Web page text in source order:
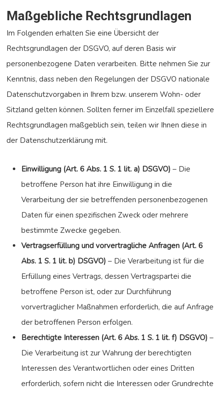
Maßgebliche Rechtsgrundlagen
Im Folgenden erhalten Sie eine Übersicht der
Rechtsgrundlagen der DSGVO, auf deren Basis wir
personenbezogene Daten verarbeiten. Bitte nehmen Sie zur
Kenntnis, dass neben den Regelungen der DSGVO nationale
Datenschutzvorgaben in Ihrem bzw. unserem Wohn- oder
Sitzland gelten können. Sollten ferner im Einzelfall speziellere
Rechtsgrundlagen maßgeblich sein, teilen wir Ihnen diese in
der Datenschutzerklärung mit.
Einwilligung (Art. 6 Abs. 1 S. 1 lit. a) DSGVO) – Die
betroffene Person hat ihre Einwilligung in die
Verarbeitung der sie betreffenden personenbezogenen
Daten für einen spezifischen Zweck oder mehrere
bestimmte Zwecke gegeben.
Vertragserfüllung und vorvertragliche Anfragen (Art. 6
Abs. 1 S. 1 lit. b) DSGVO) – Die Verarbeitung ist für die
Erfüllung eines Vertrags, dessen Vertragspartei die
betroffene Person ist, oder zur Durchführung
vorvertraglicher Maßnahmen erforderlich, die auf Anfrage
der betroffenen Person erfolgen.
Berechtigte Interessen (Art. 6 Abs. 1 S. 1 lit. f) DSGVO) –
Die Verarbeitung ist zur Wahrung der berechtigten
Interessen des Verantwortlichen oder eines Dritten
erforderlich, sofern nicht die Interessen oder Grundrechte